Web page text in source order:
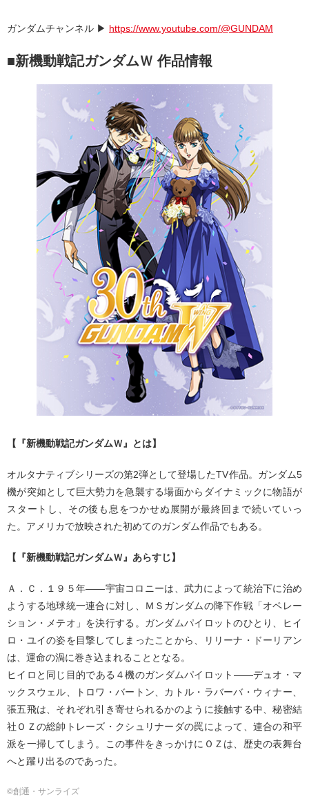
ガンダムチャンネル ▶ https://www.youtube.com/@GUNDAM
■新機動戦記ガンダムＷ 作品情報
【『新機動戦記ガンダムＷ』とは】
オルタナティブシリーズの第2弾として登場したTV作品。ガンダム5
機が突如として巨大勢力を急襲する場面からダイナミックに物語が
スタートし、その後も息をつかせぬ展開が最終回まで続いていっ
た。アメリカで放映された初めてのガンダム作品でもある。
【『新機動戦記ガンダムＷ』あらすじ】
Ａ．Ｃ．１９５年――宇宙コロニーは、武力によって統治下に治め
ようする地球統一連合に対し、ＭＳガンダムの降下作戦「オペレー
ション・メテオ」を決行する。ガンダムパイロットのひとり、ヒイ
ロ・ユイの姿を目撃してしまったことから、リリーナ・ドーリアン
は、運命の渦に巻き込まれることとなる。
ヒイロと同じ目的である４機のガンダムパイロット――デュオ・マ
ックスウェル、トロワ・バートン、カトル・ラバーバ・ウィナー、
張五飛は、それぞれ引き寄せられるかのように接触する中、秘密結
社ＯＺの総帥トレーズ・クシュリナーダの罠によって、連合の和平
派を一掃してしまう。この事件をきっかけにＯＺは、歴史の表舞台
へと躍り出るのであった。
©創通・サンライズ